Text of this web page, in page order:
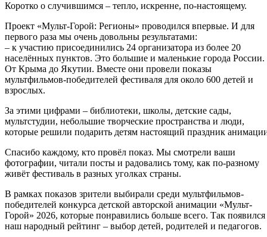
Коротко о случившимся – тепло, искренне, по-настоящему.
Проект «Мульт-Горой: Регионы» проводился впервые. И для
первого раза мы очень довольны результатами:
– к участию присоединились 24 организатора из более 20
населённых пунктов. Это большие и маленькие города России.
От Крыма до Якутии. Вместе они провели показы
мультфильмов-победителей фестиваля для около 600 детей и
взрослых.
За этими цифрами – библиотеки, школы, детские сады,
мультстудии, небольшие творческие пространства и люди,
которые решили подарить детям настоящий праздник
Спасибо каждому, кто провёл показ. Мы смотрели ваши
фотографии, читали посты и радовались тому, как по-разному
живёт фестиваль в разных уголках страны.
В рамках показов зрители выбирали среди мультфильмов-
победителей конкурса детской авторской анимации «Мульт-
Горой» 2026, которые понравились больше всего. Так появился
наш народный рейтинг – выбор детей, родителей и педагогов.